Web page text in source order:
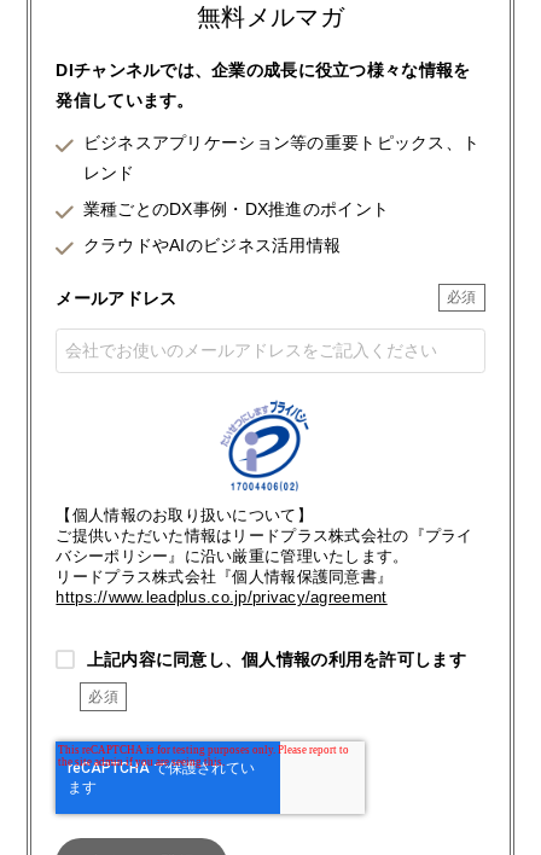
無料メルマガ
DIチャンネルでは、企業の成長に役立つ様々な情報を
発信しています。
ビジネスアプリケーション等の重要トピックス、ト
レンド
業種ごとのDX事例・DX推進のポイント
クラウドやAIのビジネス活用情報
メールアドレス
【個人情報のお取り扱いについて】
ご提供いただいた情報はリードプラス株式会社の『プライ
バシーポリシー』に沿い厳重に管理いたします。
リードプラス株式会社『個人情報保護同意書』
https://www.leadplus.co.jp/privacy/agreement
上記内容に同意し、個人情報の利用を許可します